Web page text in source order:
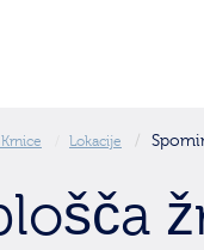
Lokacije